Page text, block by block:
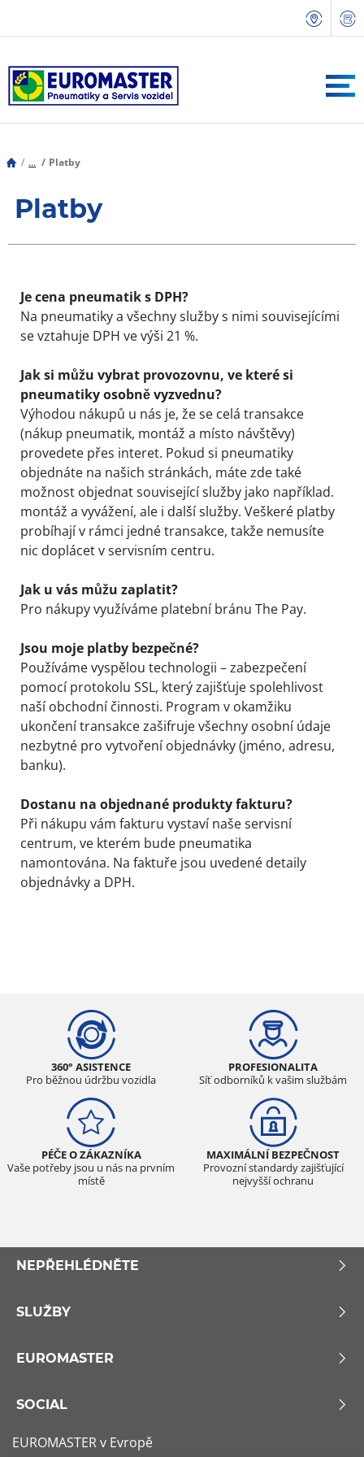
... Platby
Platby
Je cena pneumatik s DPH?
Na pneumatiky a všechny služby s nimi souvisejícími
se vztahuje DPH ve výši 21 %.
Jak si můžu vybrat provozovnu, ve které si
pneumatiky osobně vyzvednu?
Výhodou nákupů u nás je, že se celá transakce
(nákup pneumatik, montáž a místo návštěvy)
provedete přes interet. Pokud si pneumatiky
objednáte na našich stránkách, máte zde také
možnost objednat související služby jako například.
montáž a vyvážení, ale i další služby. Veškeré platby
probíhají v rámci jedné transakce, takže nemusíte
nic doplácet v servisním centru.
Jak u vás můžu zaplatit?
Pro nákupy využíváme platební bránu The Pay.
Jsou moje platby bezpečné?
Používáme vyspělou technologii – zabezpečení
pomocí protokolu SSL, který zajišťuje spolehlivost
naší obchodní činnosti. Program v okamžiku
ukončení transakce zašifruje všechny osobní údaje
nezbytné pro vytvoření objednávky (jméno, adresu,
banku).
Dostanu na objednané produkty fakturu?
Při nákupu vám fakturu vystaví naše servisní
centrum, ve kterém bude pneumatika
namontována. Na faktuře jsou uvedené detaily
objednávky a DPH.
360° ASISTENCE
Pro běžnou údržbu vozidla
PROFESIONALITA
Síť odborníků k vašim službám
PÉČE O ZÁKAZNÍKA
Vaše potřeby jsou u nás na prvním
místě
MAXIMÁLNÍ BEZPEČNOST
Provozní standardy zajišťující
nejvyšší ochranu
NEPŘEHLÉDNĚTE
SLUŽBY
EUROMASTER
SOCIAL
EUROMASTER v Evropě